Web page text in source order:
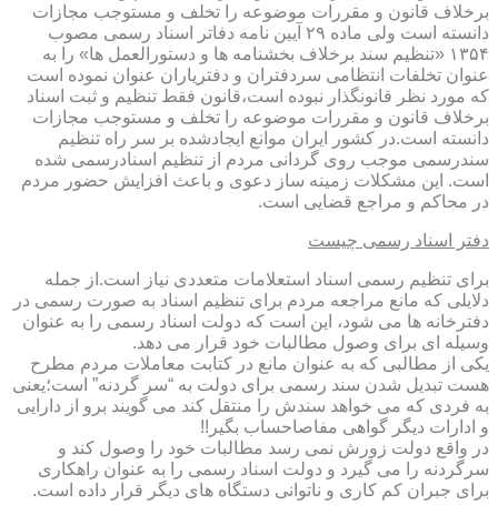
برخلاف قانون و مقررات موضوعه را تخلف و مستوجب مجازات
دانسته است ولی ماده ۲۹ آیین نامه دفاتر اسناد رسمی مصوب
۱۳۵۴ «تنظیم سند برخلاف بخشنامه ها و دستورالعمل ها» را به
عنوان تخلفات انتظامی سردفتران و دفتریاران عنوان نموده است
که مورد نظر قانونگذار نبوده است،قانون فقط تنظیم و ثبت اسناد
برخلاف قانون و مقررات موضوعه را تخلف و مستوجب مجازات
دانسته است.در کشور ایران موانع ایجادشده بر سر راه تنظیم
سندرسمی موجب روی گردانی مردم از تنظیم اسنادرسمی شده
است. این مشکلات زمینه ساز دعوی و باعث افزایش حضور مردم
در محاکم و مراجع قضایی است.
دفتر اسناد رسمی چیست
برای تنظیم رسمی اسناد استعلامات متعددی نیاز است.از جمله
دلایلی که مانع مراجعه مردم برای تنظیم اسناد به صورت رسمی در
دفترخانه ها می شود، این است که دولت اسناد رسمی را به عنوان
وسیله ای برای وصول مطالبات خود قرار می دهد.
یکی از مطالبی که به عنوان مانع در کتابت معاملات مردم مطرح
هست تبدیل شدن سند رسمی برای دولت به “سر گردنه” است؛یعنی
به فردی که می خواهد سندش را منتقل کند می گویند برو از دارایی
و ادارات دیگر گواهی مفاصاحساب بگیر!!
در واقع دولت زورش نمی رسد مطالبات خود را وصول کند و
سرگردنه را می گیرد و دولت اسناد رسمی را به عنوان راهکاری
برای جبران کم کاری و ناتوانی دستگاه های دیگر قرار داده است.